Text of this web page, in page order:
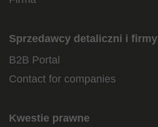
Sprzedawcy detaliczni i firmy
B2B Portal
Contact for companies
Kwestie prawne